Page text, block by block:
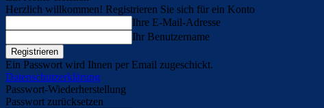
Herzlich willkommen! Registrieren Sie sich für ein Konto
Ihre E-Mail-Adresse
Ihr Benutzername
Ein Passwort wird Ihnen per Email zugeschickt.
Datenschutzerklärung
Passwort-Wiederherstellung
Passwort zurücksetzen